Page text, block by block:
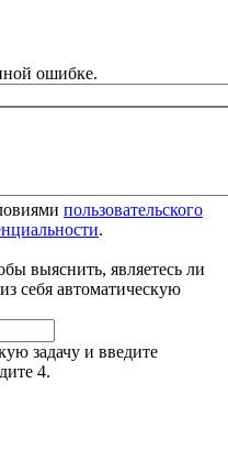
ошибке.
пользовательского
.
выяснить, являетесь ли
себя автоматическую
задачу и введите
4.